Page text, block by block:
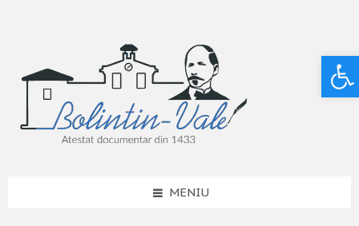
MENIU
Deschide bara de unelte